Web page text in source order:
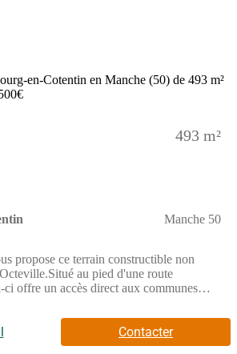
493 m²
Manche 50
propose ce terrain constructible non
au pied d'une route
ci offre un accès direct aux communes
fait un véritable investissement au vu de
locale.3 terrains accolés vous sont
d'acquérir les 3 parcelles, idéal
Contacter